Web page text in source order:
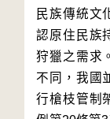
民族傳統文
認原住民族
狩獵之需求
不同，我國
行槍枝管制